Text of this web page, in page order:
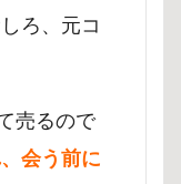
ろ、元コ
売るので
会う前に